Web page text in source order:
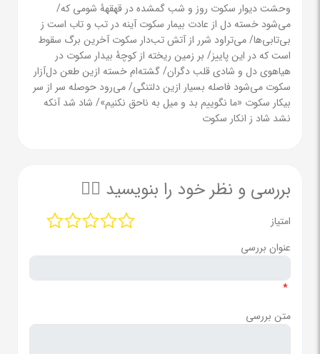
وحشت دیوار سکوت روز و شب گمشده در قهقهۀ شومی که/
می‌شود خسته دل از عادت بیمار سکوت آینه در تب و تاب است ز
بی‌تابی‌ها/ می‌تراود شرر از آتش تب‌دار سکوت آخرین برگ سقوط
است که در این پاییز/ بر زمین ریخته از کوچۀ بیدار سکوت در
هیاهوی دل و شادی قلب دگران/ گشته‌ام خسته ازین طعن دل‌آزار
سکوت می‌شود فاصله بسیار ازین دلتنگی/ می‌رود حوصله سر از سر
بیکار سکوت «ما نگوییم بد و میل به ناحق نکنیم»/ شاد شد آنکه
نشد شاد ز انکار سکوت
بررسی و نظر خود را بنویسید ✍🏻
امتیاز
عنوان بررسی
*
متن بررسی